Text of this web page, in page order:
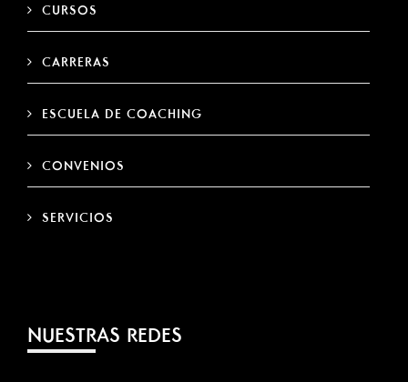
CURSOS
CARRERAS
ESCUELA DE COACHING
CONVENIOS
SERVICIOS
NUESTRAS REDES